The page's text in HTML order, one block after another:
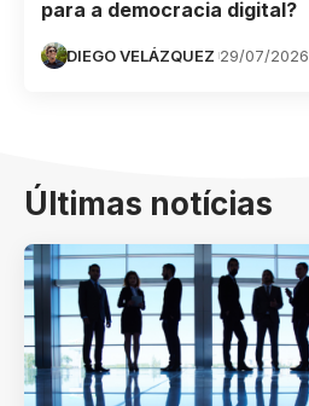
para a democracia digital?
DIEGO VELÁZQUEZ 29/07/2026
Últimas notícias